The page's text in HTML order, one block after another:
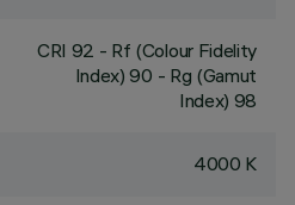
CRI 92 - Rf (Colour Fidelity
Index) 90 - Rg (Gamut
Index) 98
4000 K